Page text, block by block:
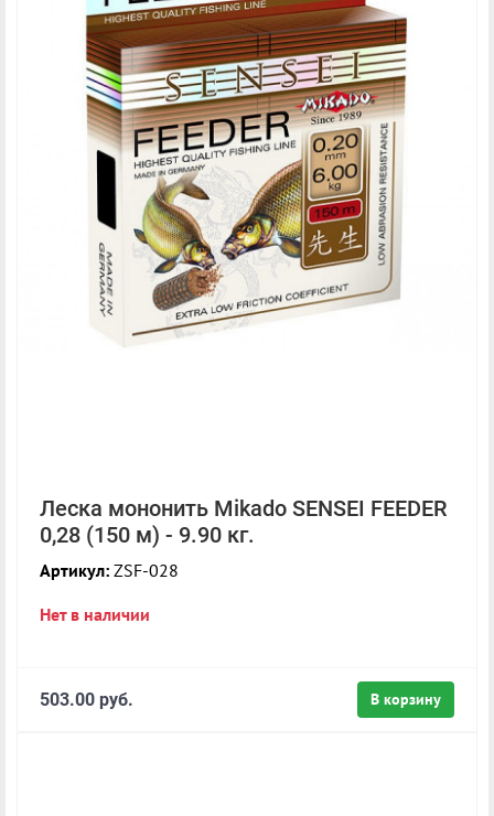
Леска мононить Mikado SENSEI FEEDER
0,28 (150 м) - 9.90 кг.
Артикул: ZSF-028
Нет в наличии
В корзину
503.00 руб.